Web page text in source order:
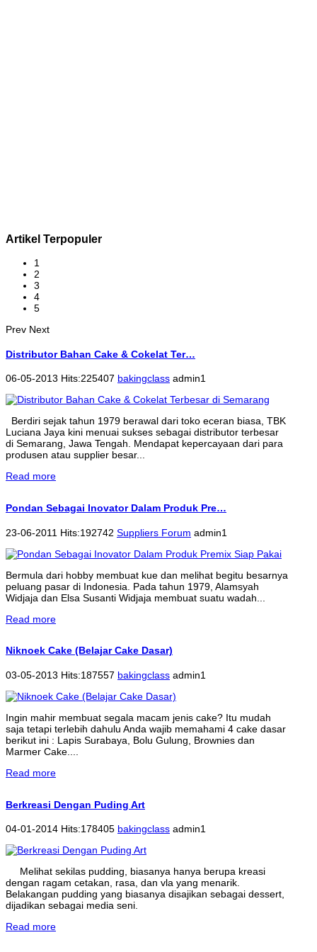
Artikel Terpopuler
1
2
3
4
5
Prev Next
Distributor Bahan Cake & Cokelat Ter…
06-05-2013 Hits:225407 bakingclass admin1
Berdiri sejak tahun 1979 berawal dari toko eceran biasa, TBK
Luciana Jaya kini menuai sukses sebagai distributor terbesar
di Semarang, Jawa Tengah. Mendapat kepercayaan dari para
produsen atau supplier besar...
Read more
Pondan Sebagai Inovator Dalam Produk Pre…
23-06-2011 Hits:192742 Suppliers Forum admin1
Bermula dari hobby membuat kue dan melihat begitu besarnya
peluang pasar di Indonesia. Pada tahun 1979, Alamsyah
Widjaja dan Elsa Susanti Widjaja membuat suatu wadah...
Read more
Niknoek Cake (Belajar Cake Dasar)
03-05-2013 Hits:187557 bakingclass admin1
Ingin mahir membuat segala macam jenis cake? Itu mudah
saja tetapi terlebih dahulu Anda wajib memahami 4 cake dasar
berikut ini : Lapis Surabaya, Bolu Gulung, Brownies dan
Marmer Cake....
Read more
Berkreasi Dengan Puding Art
04-01-2014 Hits:178405 bakingclass admin1
Melihat sekilas pudding, biasanya hanya berupa kreasi
dengan ragam cetakan, rasa, dan vla yang menarik.
Belakangan pudding yang biasanya disajikan sebagai dessert,
dijadikan sebagai media seni.
Read more